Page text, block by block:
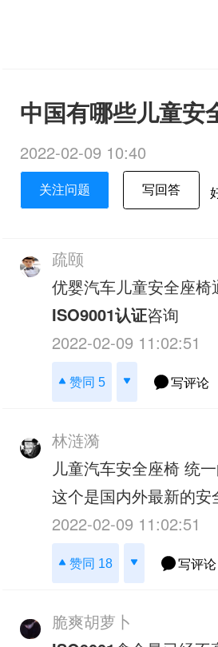
中国有哪些儿童安
2022-02-09 10:40
关注问题 写回答
疏颐
优婴汽车儿童安全座
ISO9001认证咨询
2022-02-09 11:02:51
赞同 5 写评论
林涟漪
儿童汽车安全座椅 统
这个是国内外最新的安
2022-02-09 11:02:51
赞同 18 写评论
脆爽胡萝卜